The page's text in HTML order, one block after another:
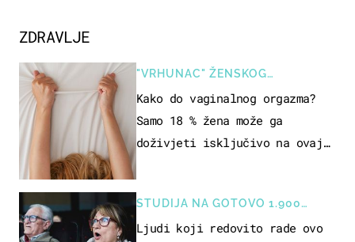
ZDRAVLJE
"VRHUNAC" ŽENSKOG
SEKSUALNOG ISKUSTVA
Kako do vaginalnog orgazma?
Samo 18 % žena može ga
doživjeti isključivo na ovaj
STUDIJA NA GOTOVO 1.900
OSOBA
Ljudi koji redovito rade ovo